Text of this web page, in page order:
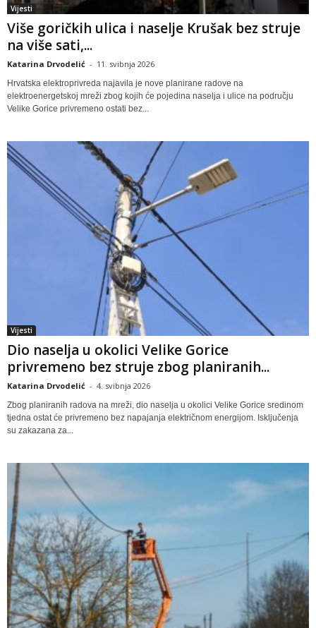
Vijesti
Više goričkih ulica i naselje Krušak bez struje
na više sati,...
Katarina Drvodelić - 11. svibnja 2026
Hrvatska elektroprivreda najavila je nove planirane radove na
elektroenergetskoj mreži zbog kojih će pojedina naselja i ulice na području
Velike Gorice privremeno ostati bez...
Vijesti
Dio naselja u okolici Velike Gorice
privremeno bez struje zbog planiranih...
Katarina Drvodelić - 4. svibnja 2026
Zbog planiranih radova na mreži, dio naselja u okolici Velike Gorice sredinom
tjedna ostat će privremeno bez napajanja električnom energijom. Isključenja
su zakazana za...